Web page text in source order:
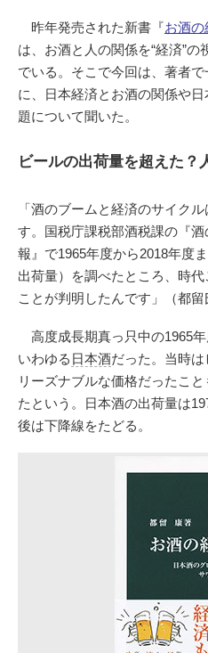
昨年発売された新書『お酒
は、お酒と人の関係を“経済”
でいる。そこで今回は、著者
に、日本経済とお酒の関係や
題について聞いた。
ビールの出荷量を超えた？
「酒のブームと経済のサイク
す。国税庁課税部酒税課の『
報』で1965年度から2018年度
出荷量）を調べたところ、時代
ことが判明したんです」（都留
高度成長期真っ只中の1965年
いわゆる 日本酒だった。当時
リーズナブルな価格だったこ
たという。日本酒の出荷量は
後は下降線をたどる。